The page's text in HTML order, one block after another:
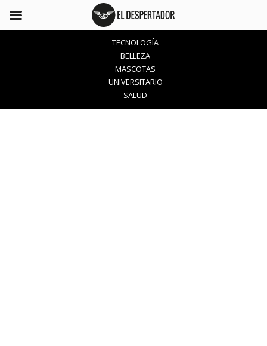
TECNOLOGÍA
BELLEZA
MASCOTAS
UNIVERSITARIO
SALUD